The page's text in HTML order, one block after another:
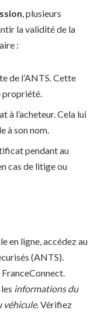
, plusieurs
la validité de la
:
de l’ANTS. Cette
propriété.
à l’acheteur. Cela lui
à son nom.
pendant au
cas de litige ou
en ligne, accédez au
(ANTS).
informations du
véhicule. Vérifiez